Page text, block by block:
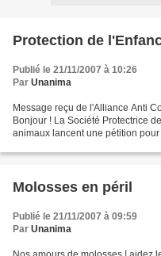
Protection de
Publié le 21/11/2007 à 10:26
Par Unanima
Message reçu de l'Alliance Anti
Bonjour ! La Société Protectrice
animaux lancent une pétition
Molosses en péril
Publié le 21/11/2007 à 09:59
Par Unanima